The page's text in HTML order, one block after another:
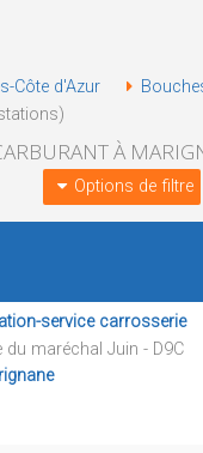
Côte d'Azur
À
Options de filtre
service carrosserie
du maréchal Juin - D9C